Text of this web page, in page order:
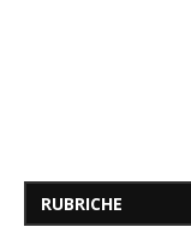
RUBRICHE